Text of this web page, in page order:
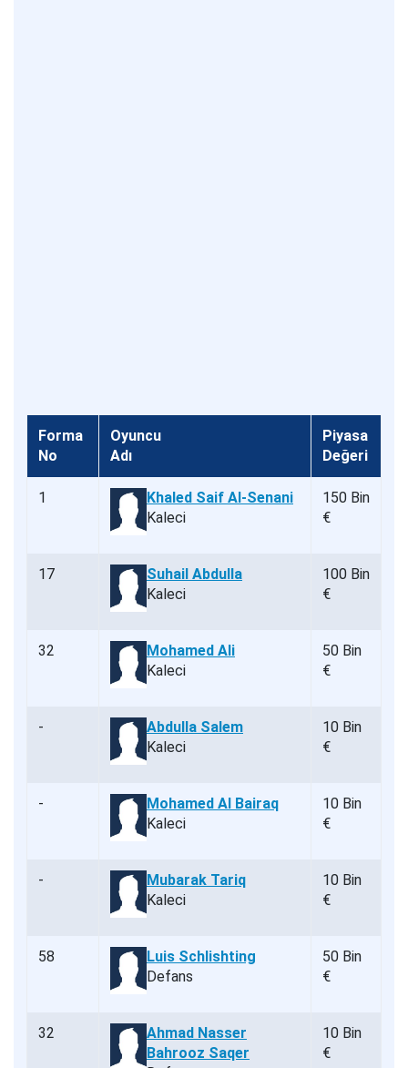
Forma
No
Oyuncu
Adı
Piyasa
Değeri
1
Khaled Saif Al-Senani
Kaleci
150 Bin
€
17
Suhail Abdulla
Kaleci
100 Bin
€
32
Mohamed Ali
Kaleci
50 Bin
€
-
Abdulla Salem
Kaleci
10 Bin
€
-
Mohamed Al Bairaq
Kaleci
10 Bin
€
-
Mubarak Tariq
Kaleci
10 Bin
€
58
Luis Schlishting
Defans
50 Bin
€
32
Ahmad Nasser
Bahrooz Saqer
10 Bin
€